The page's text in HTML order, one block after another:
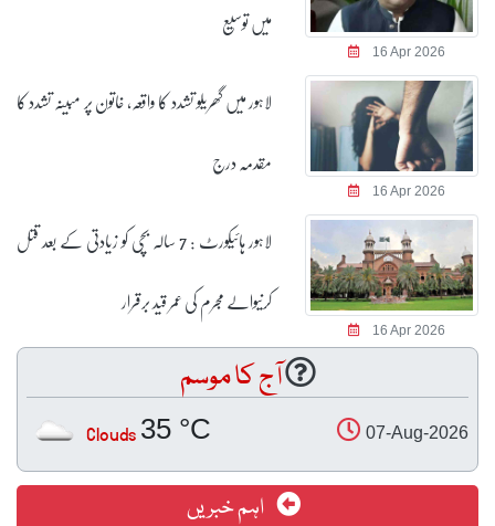
16 Apr 2026
میں توسیع
16 Apr 2026
لاہور میں گھریلو تشدد کا واقعہ، خاتون پر مبینہ تشدد کا
مقدمہ درج
16 Apr 2026
لاہور ہائیکورٹ : 7 سالہ بچی کو زیادتی کے بعد قتل
کرنیوالے مجرم کی عمر قید برقرار
آج کا موسم
07-Aug-2026
35 °C
Clouds
اہم خبریں